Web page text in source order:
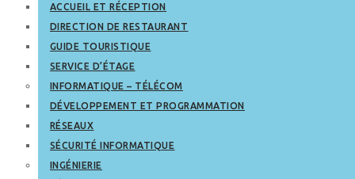
ACCUEIL ET RÉCEPTION
DIRECTION DE RESTAURANT
GUIDE TOURISTIQUE
SERVICE D’ÉTAGE
INFORMATIQUE – TÉLÉCOM
DÉVELOPPEMENT ET PROGRAMMATION
RÉSEAUX
SÉCURITÉ INFORMATIQUE
INGÉNIERIE